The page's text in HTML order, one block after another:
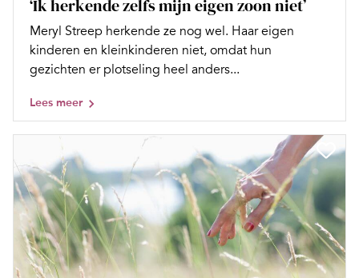
‘Ik herkende zelfs mijn eigen zoon niet’
Meryl Streep herkende ze nog wel. Haar eigen
kinderen en kleinkinderen niet, omdat hun
gezichten er plotseling heel anders...
Lees meer